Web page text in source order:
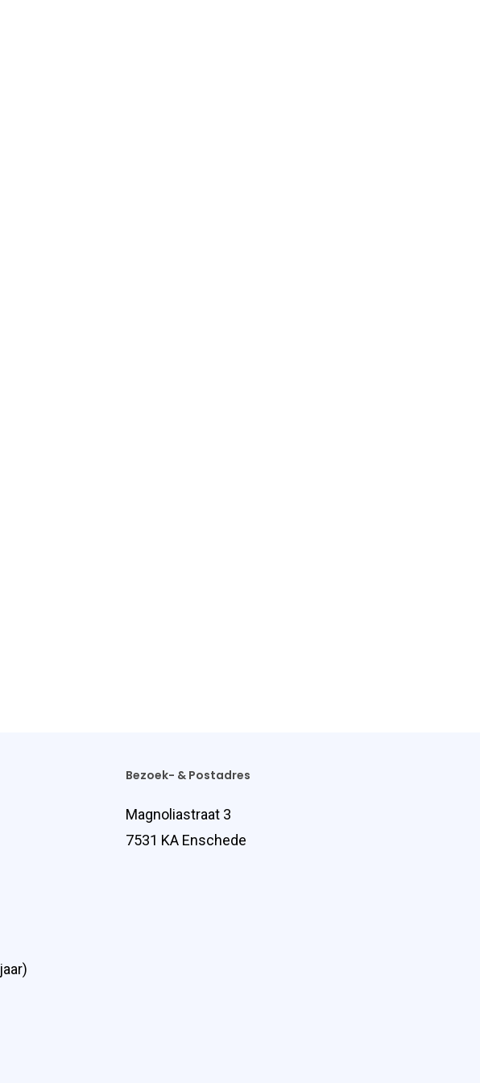
Bezoek- & Postadres
Magnoliastraat 3
7531 KA Enschede